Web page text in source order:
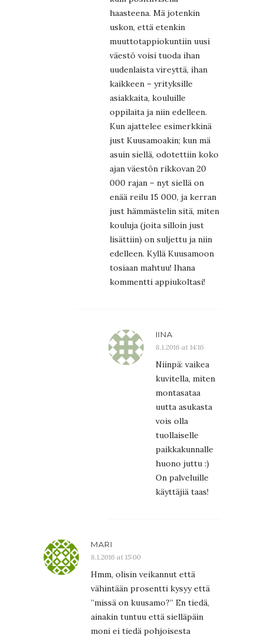
haasteena. Mä jotenkin
uskon, että etenkin
muuttotappiokuntiin uusi
väestö voisi tuoda ihan
uudenlaista vireyttä, ihan
kaikkeen – yrityksille
asiakkaita, kouluille
oppilaita ja niin edelleen.
Kun ajattelee esimerkkinä
just Kuusamoakin; kun mä
asuin siellä, odotettiin koko
ajan väestön rikkovan 20
000 rajan – nyt siellä on
enää reilu 15 000, ja kerran
just hämmästelin sitä, miten
kouluja (joita silloin just
lisättiin) on suljettu ja niin
edelleen. Kyllä Kuusamoon
tosiaan mahtuu! Ihana
kommentti appiukoltasi!
IINA
8.1.2016 at 14:16
Niinpä: vaikea
kuvitella, miten
montasataa
uutta asukasta
vois olla
tuollaiselle
paikkakunnalle
huono juttu :)
On palveluille
käyttäjiä taas!
MARI
8.1.2016 at 15:00
Hmm, olisin veikannut että
vähintään prosentti kysyy että
”missä on kuusamo?” En tiedä,
ainakin tuntuu että sielläpäin
moni ei tiedä pohjoisesta